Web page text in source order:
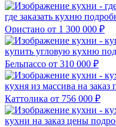
где заказать кухню
Ористано от 1 300 000 ₽
купить угловую кухню
Бельпассо от 310 000 ₽
кухня из массива на заказ
Каттолика от 756 000 ₽
кухни на заказ цены